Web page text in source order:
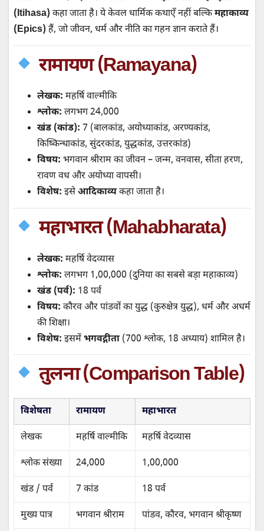
k
p
t
m
n
(Itihasa) कहा जाता है। ये केवल धार्मिक कथाएँ नहीं बल्किमहाकाव्य
(Epics) हैं, जो जीवन, धर्म और नीति का गहन ज्ञान कराते हैं।
रामायण (Ramayana)
लेखक: महर्षि वाल्मीकि
श्लोक: लगभग 24,000
खंड (कांड): 7 (बालकांड, अयोध्याकांड, अरण्यकांड,
किष्किन्धाकांड, सुंदरकांड, युद्धकांड, उत्तरकांड)
विषय: भगवान श्रीराम का जीवन – जन्म, वनवास, सीता हरण,
रावण वध और अयोध्या वापसी।
विशेष: इसेआदिकाव्यकहा जाता है।
महाभारत (Mahabharata)
लेखक: महर्षि वेदव्यास
श्लोक: लगभग 1,00,000 (दुनिया का सबसे बड़ा महाकाव्य)
खंड (पर्व): 18 पर्व
विषय: कौरव और पांडवों का युद्ध (कुरुक्षेत्र युद्ध), धर्म और अधर्म
की शिक्षा।
विशेष: इसमेंभगवद्गीता (700 श्लोक, 18 अध्याय) शामिल है।
तुलना (Comparison Table)
विशेषता रामायण महाभारत
लेखक महर्षि वाल्मीकि महर्षि वेदव्यास
श्लोक संख्या 24,000 1,00,000
खंड / पर्व 7 कांड 18 पर्व
मुख्य पात्र भगवान श्रीराम पांडव, कौरव, भगवान श्रीकृष्ण